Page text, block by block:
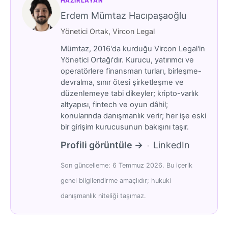
Erdem Mümtaz Hacıpaşaoğlu
Yönetici Ortak, Vircon Legal
Mümtaz, 2016'da kurduğu Vircon Legal'in
Yönetici Ortağı'dır. Kurucu, yatırımcı ve
operatörlere finansman turları, birleşme-
devralma, sınır ötesi şirketleşme ve
düzenlemeye tabi dikeyler; kripto-varlık
altyapısı, fintech ve oyun dâhil;
konularında danışmanlık verir; her işe eski
bir girişim kurucusunun bakışını taşır.
Profili görüntüle → · LinkedIn
Son güncelleme: 6 Temmuz 2026. Bu içerik
genel bilgilendirme amaçlıdır; hukuki
danışmanlık niteliği taşımaz.